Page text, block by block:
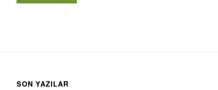
SON YAZILAR